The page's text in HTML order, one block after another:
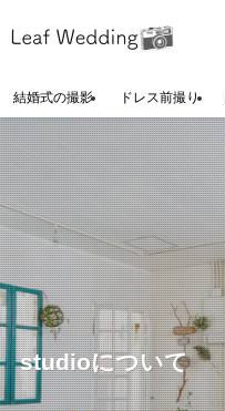
結婚式の撮影 ドレス前撮り
studioについて